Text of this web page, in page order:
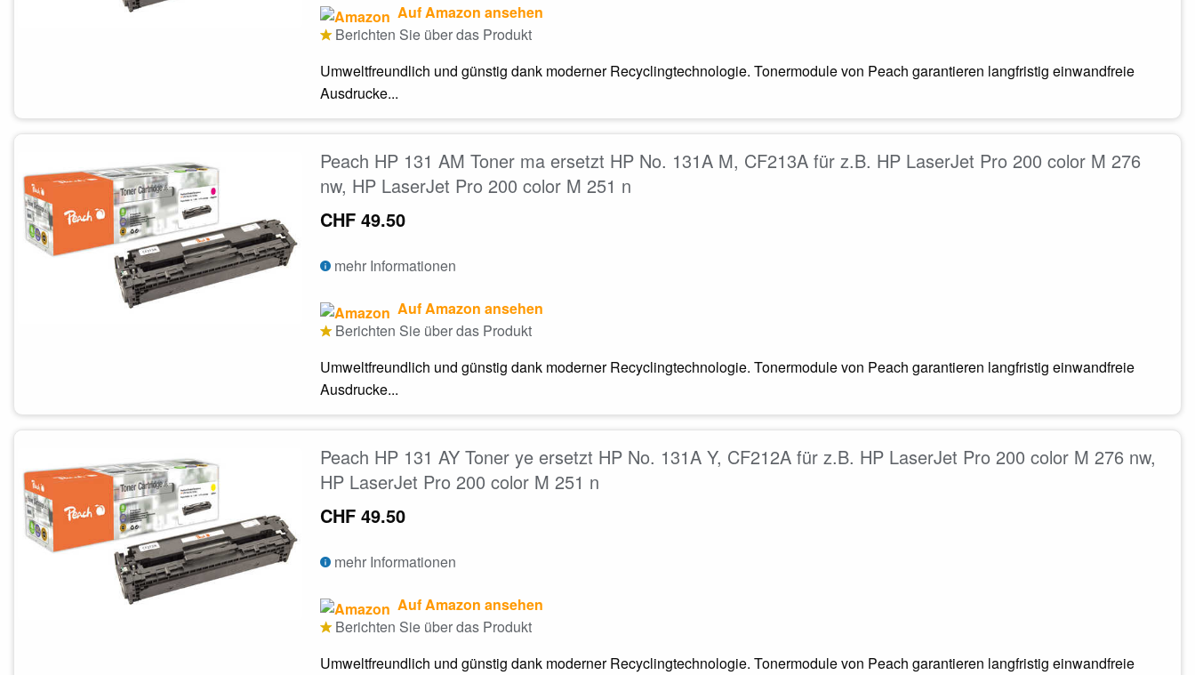
Auf Amazon ansehen
Berichten Sie über das Produkt
Umweltfreundlich und günstig dank moderner Recyclingtechnologie. Tonermodule von Peach garantieren langfristig einwandfreie
Ausdrucke...
Peach HP 131 AM Toner ma ersetzt HP No. 131A M, CF213A für z.B. HP LaserJet Pro 200 color M 276
nw, HP LaserJet Pro 200 color M 251 n
CHF 49.50
mehr Informationen
Auf Amazon ansehen
Berichten Sie über das Produkt
Umweltfreundlich und günstig dank moderner Recyclingtechnologie. Tonermodule von Peach garantieren langfristig einwandfreie
Ausdrucke...
Peach HP 131 AY Toner ye ersetzt HP No. 131A Y, CF212A für z.B. HP LaserJet Pro 200 color M 276 nw,
HP LaserJet Pro 200 color M 251 n
CHF 49.50
mehr Informationen
Auf Amazon ansehen
Berichten Sie über das Produkt
Umweltfreundlich und günstig dank moderner Recyclingtechnologie. Tonermodule von Peach garantieren langfristig einwandfreie